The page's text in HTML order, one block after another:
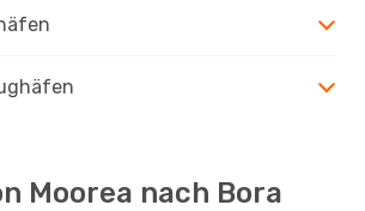
Moorea nach Bora